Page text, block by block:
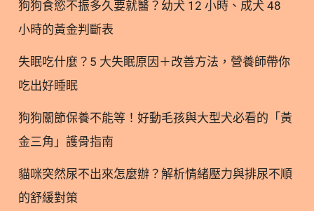
狗狗食慾不振多久要就醫？幼犬 12 小時、成犬 48
小時的黃金判斷表
失眠吃什麼？5 大失眠原因＋改善方法，營養師帶你
吃出好睡眠
狗狗關節保養不能等！好動毛孩與大型犬必看的「黃
金三角」護骨指南
貓咪突然尿不出來怎麼辦？解析情緒壓力與排尿不順
的舒緩對策